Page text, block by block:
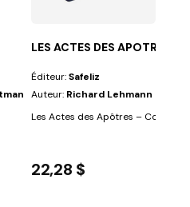
FERVENTE
montrent la richesse de la priere
LES ACTES DES APOTRES
Éditeur:Safeliz
Auteur: Richard Lehmann
Les Actes des Apôtres –
22,28 $